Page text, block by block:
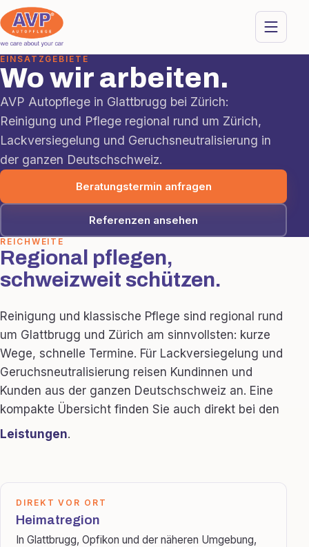
EINSATZGEBIETE
Wo wir arbeiten.
AVP Autopflege in Glattbrugg bei Zürich:
Reinigung und Pflege regional rund um Zürich,
Lackversiegelung und Geruchsneutralisierung in
der ganzen Deutschschweiz.
Beratungstermin anfragen
Referenzen ansehen
REICHWEITE
Regional pflegen,
schweizweit schützen.
Reinigung und klassische Pflege sind regional rund
um Glattbrugg und Zürich am sinnvollsten: kurze
Wege, schnelle Termine. Für Lackversiegelung und
Geruchsneutralisierung reisen Kundinnen und
Kunden aus der ganzen Deutschschweiz an. Eine
kompakte Übersicht finden Sie auch direkt bei den
Leistungen.
DIREKT VOR ORT
Heimatregion
In Glattbrugg, Opfikon und der näheren Umgebung,